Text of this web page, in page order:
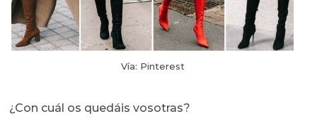
Vía: Pinterest
¿Con cuál os quedáis vosotras?